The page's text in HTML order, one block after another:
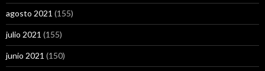
agosto 2021 (155)
julio 2021 (155)
junio 2021 (150)